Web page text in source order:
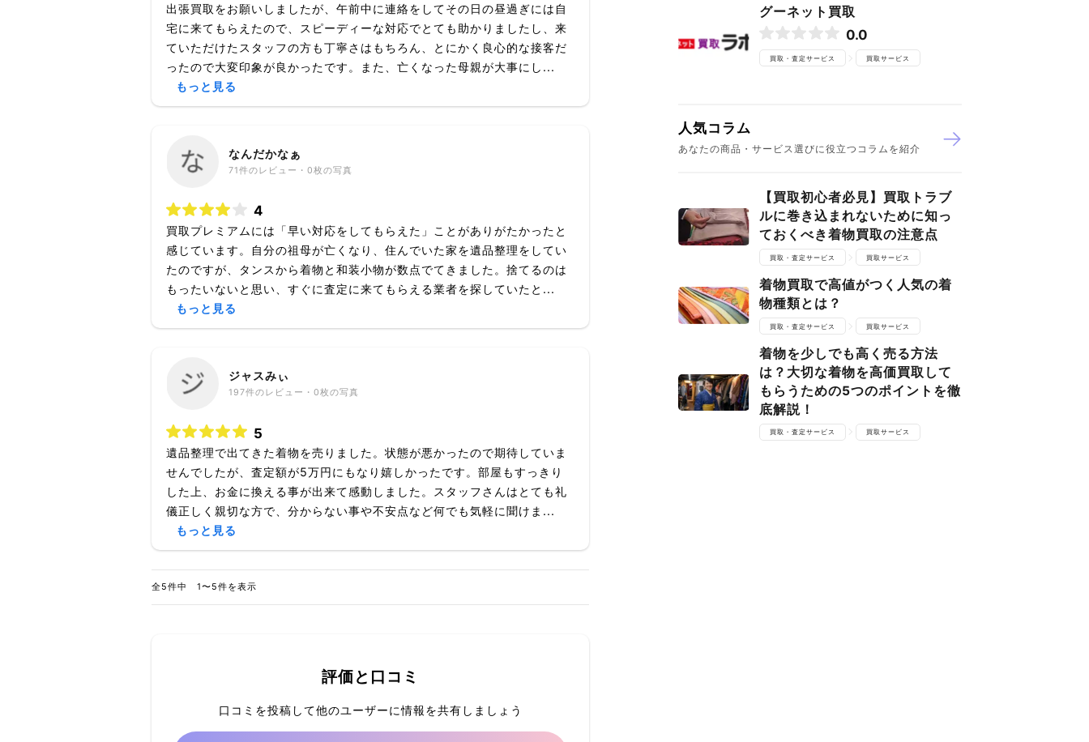
出張買取をお願いしましたが、午前中に連絡をしてその日の昼過ぎには自
宅に来てもらえたので、スピーディーな対応でとても助かりましたし、来
ていただけたスタッフの方も丁寧さはもちろん、とにかく良心的な接客だ
ったので大変印象が良かったです。また、亡くなった母親が大事にし...
もっと見る
なんだかなぁ
71 件のレビュー・ 0枚の写真
4
買取プレミアムには「早い対応をしてもらえた」ことがありがたかったと
感じています。自分の祖母が亡くなり、住んでいた家を遺品整理をしてい
たのですが、タンスから着物と和装小物が数点でてきました。捨てるのは
もったいないと思い、すぐに査定に来てもらえる業者を探していたと...
もっと見る
ジャスみぃ
197件のレビュー・ 0枚の写真
5
遺品整理で出てきた着物を売りました。状態が悪かったので期待していま
せんでしたが、査定額が5万円にもなり嬉しかったです。部屋もすっきり
した上、お金に換える事が出来て感動しました。スタッフさんはとても礼
儀正しく親切な方で、分からない事や不安点など何でも気軽に聞けま...
もっと見る
全5件中 1〜5件を表示
評価と口コミ
口コミを投稿して他のユーザーに情報を共有しましょう
グーネット買取
0.0
買取・査定サービス 買取サービス
人気コラム
あなたの商品・サービス選びに役立つコラムを紹介
【買取初心者必見】買取トラブ
ルに巻き込まれないために知っ
ておくべき着物買取の注意点
買取・査定サービス 買取サービス
着物買取で高値がつく人気の着
物種類とは？
買取・査定サービス 買取サービス
着物を少しでも高く売る方法
は？大切な着物を高価買取して
もらうための5つのポイントを徹
底解説！
買取・査定サービス 買取サービス